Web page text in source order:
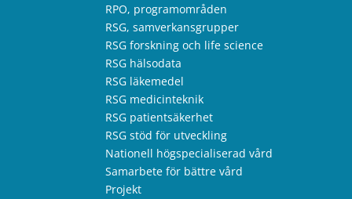
RPO, programområden
RSG, samverkansgrupper
RSG forskning och life science
RSG hälsodata
RSG läkemedel
RSG medicinteknik
RSG patientsäkerhet
RSG stöd för utveckling
Nationell högspecialiserad vård
Samarbete för bättre vård
Projekt